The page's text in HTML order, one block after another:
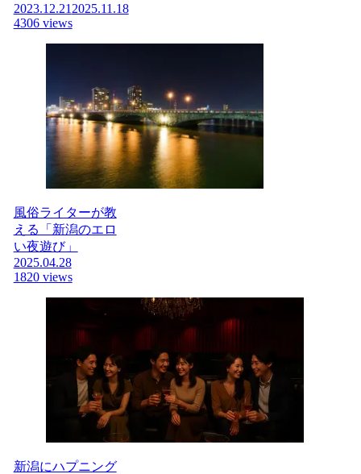
2023.12.21 2025.11.18
4306 views
風俗ライターが教
える「新潟のエロ
い夜遊び」
2025.04.28
1820 views
新潟にハプニング